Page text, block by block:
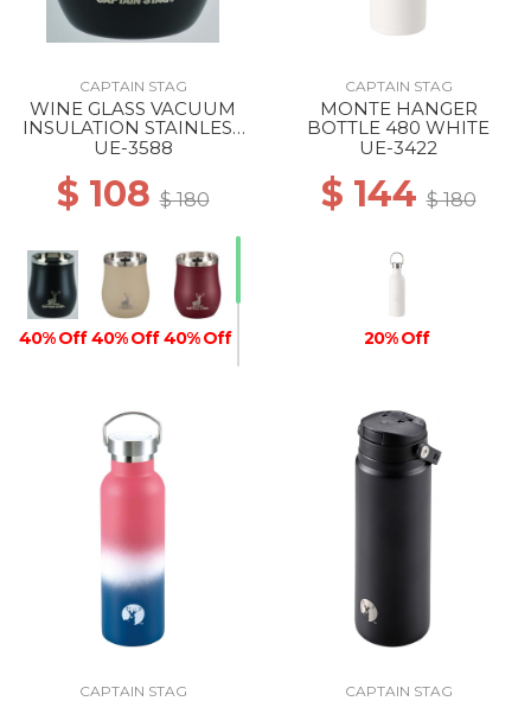
CAPTAIN STAG
WINE GLASS VACUUM
INSULATION STAINLESS
TUMBLER 240 BLACK
UE-3588
$ 108$ 180
40% Off 40% Off 40% Off
40% Off
CAPTAIN STAG
MONTE HANGER
BOTTLE 480 WHITE
UE-3422
$ 144$ 180
20% Off
CAPTAIN STAG CAPTAIN STAG